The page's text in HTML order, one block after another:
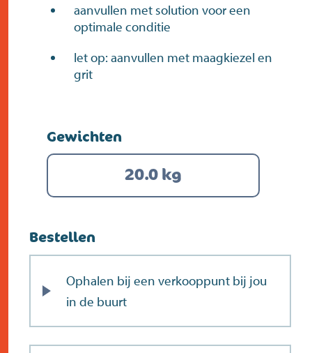
aanvullen met solution voor een
optimale conditie
let op: aanvullen met maagkiezel en
grit
Gewichten
20.0 kg
Bestellen
Ophalen bij een verkooppunt bij jou
in de buurt